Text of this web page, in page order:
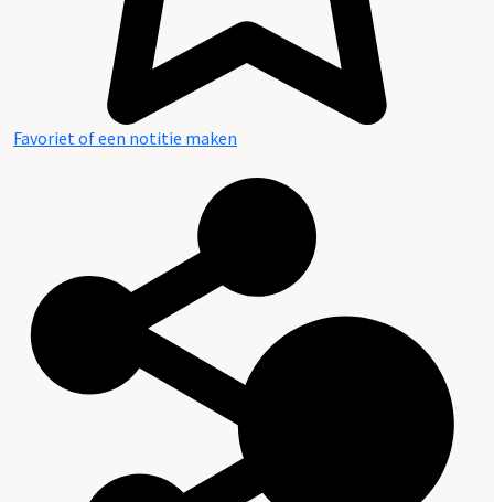
Favoriet of een notitie maken